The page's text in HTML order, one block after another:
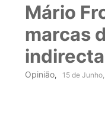
Mário
marcas
Opinião, 15 de